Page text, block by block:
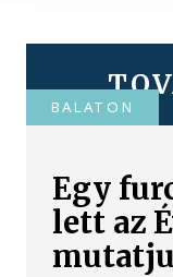
BALATON
Egy
lett az